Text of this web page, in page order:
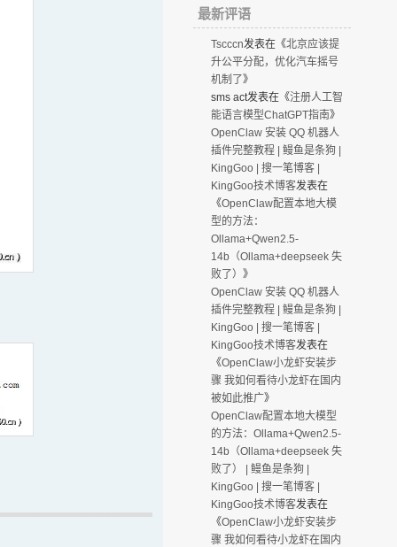
最新评语
Tscccn发表在《北京应该提
升公平分配，优化汽车摇号
机制了》
sms act发表在《注册人工智
能语言模型ChatGPT指南》
OpenClaw 安装 QQ 机器人
插件完整教程 | 鳗鱼是条狗 |
KingGoo | 搜一笔博客 |
KingGoo技术博客发表在
《OpenClaw配置本地大模
型的方法：
Ollama+Qwen2.5-
14b（Ollama+deepseek 失
败了）
》
OpenClaw 安装 QQ 机器人
插件完整教程 | 鳗鱼是条狗 |
KingGoo | 搜一笔博客 |
KingGoo技术博客发表在
《OpenClaw小龙虾安装步
骤 我如何看待小龙虾在国内
被如此推广》
OpenClaw配置本地大模型
的方法：Ollama+Qwen2.5-
14b（Ollama+deepseek 失
败了） | 鳗鱼是条狗 |
KingGoo | 搜一笔博客 |
KingGoo技术博客发表在
《OpenClaw小龙虾安装步
骤 我如何看待小龙虾在国内